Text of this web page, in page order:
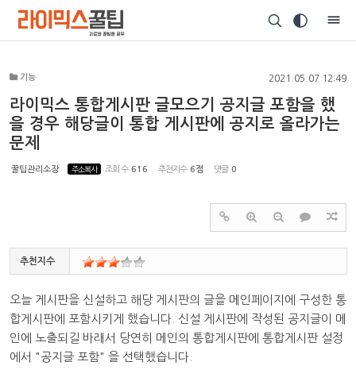
기능 2021.05.07 12:49
라이믹스 통합게시판 글모으기 공지글 포함을 했
을 경우 해당글이 통합 게시판에 공지로 올라가는
문제
꿀팁관리소장 주소복사 조회 수 616 추천지수 6점 댓글 0
추천지수
오늘 게시판을 신설하고 해당 게시판의 글을 메인페이지에 구성한 통
합게시판에 포함시키게 했습니다. 신설 게시판에 작성된 공지글이 메
인에 노출되길 바래서 당연히 메인의 통합게시판에 통합게시판 설정
에서 "공지글 포함" 을 선택했습니다.
Sketchbook5, 스케치북5
Sketchbook5, 스케치북5